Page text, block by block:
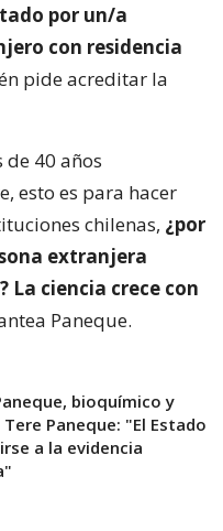
por un/a
con residencia
pide acreditar la
de 40 años
esto es para hacer
chilenas, ¿por
extranjera
ciencia crece con
Paneque.
bioquímico y
Paneque: "El Estado
a la evidencia